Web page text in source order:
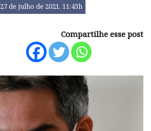
27 de julho de 2021, 11:43h
Compartilhe esse post